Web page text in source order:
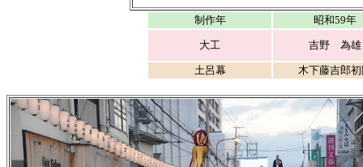
制作年 昭和59年
大工 吉野 為雄
土呂幕 木下藤吉郎初